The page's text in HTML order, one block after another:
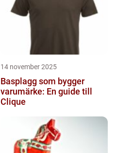
14 november 2025
Basplagg som bygger
varumärke: En guide till
Clique